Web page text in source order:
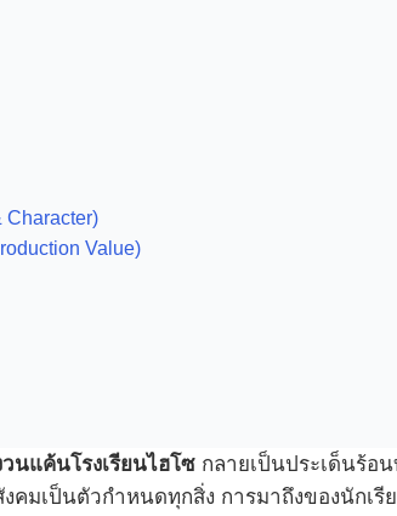
Value)
วนแค้นโรงเรียนไฮโซ กลายเป็นประเด็นร้
งคมเป็นตัวกำหนดทุกสิ่ง การมาถึงของนั